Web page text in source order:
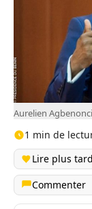
Aurelien
1 min de
Lire plus tard
Commenter